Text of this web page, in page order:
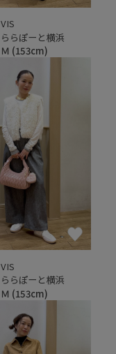
VIS
ららぽーと横浜
Ｍ (153cm)
VIS
ららぽーと横浜
Ｍ (153cm)